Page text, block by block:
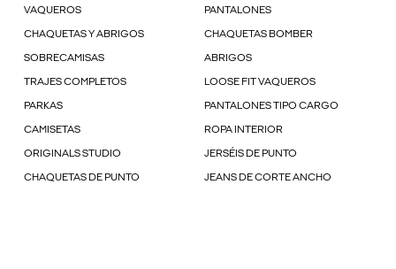
VAQUEROS PANTALONES
CHAQUETAS Y ABRIGOS CHAQUETAS BOMBER
SOBRECAMISAS ABRIGOS
TRAJES COMPLETOS LOOSE FIT VAQUEROS
PARKAS PANTALONES TIPO CARGO
CAMISETAS ROPA INTERIOR
ORIGINALS STUDIO JERSÉIS DE PUNTO
CHAQUETAS DE PUNTO JEANS DE CORTE ANCHO